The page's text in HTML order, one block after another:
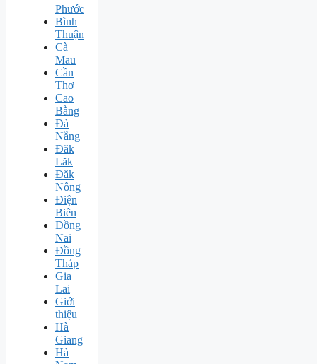
Phước
Bình
Thuận
Cà
Mau
Cần
Thơ
Cao
Bằng
Đà
Nẵng
Đăk
Lăk
Đăk
Nông
Điện
Biên
Đồng
Nai
Đồng
Tháp
Gia
Lai
Giới
thiệu
Hà
Giang
Hà